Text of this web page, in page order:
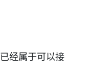
经属于可以接